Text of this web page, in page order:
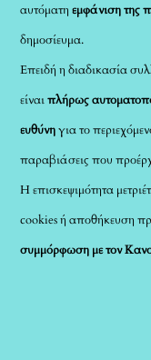
αυτόματηεμφάνιση της
δημοσίευμα.
Επειδή η διαδικασία
είναιπλήρως
ευθύνηγια το
παραβιάσεις που
Η επισκεψιμότητα
cookies ή αποθήκευση
συμμόρφωση με τον